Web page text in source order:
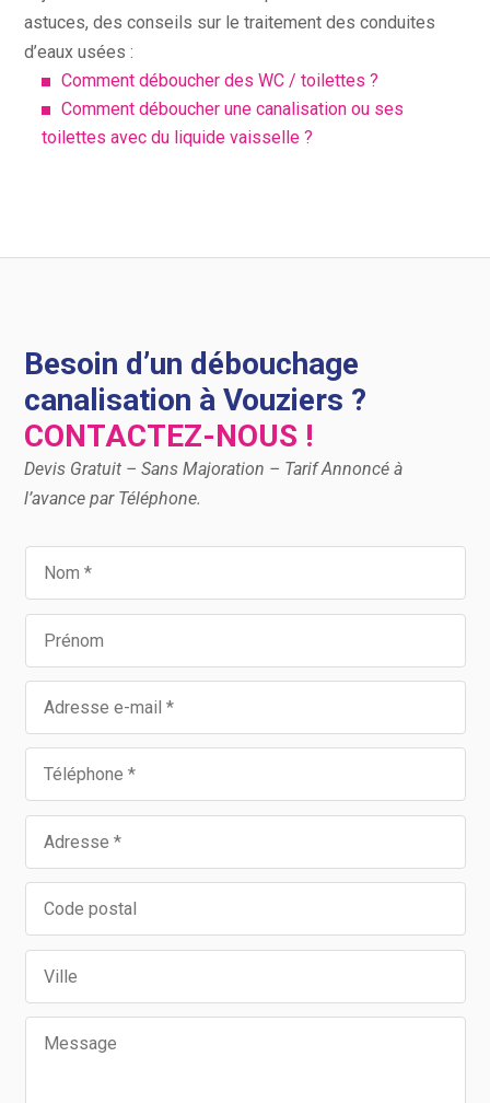
astuces, des conseils sur le traitement des conduites
d’eaux usées :
Comment déboucher des WC / toilettes ?
Comment déboucher une canalisation ou ses
toilettes avec du liquide vaisselle ?
Besoin d’un débouchage
canalisation à Vouziers ?
CONTACTEZ-NOUS !
Devis Gratuit – Sans Majoration – Tarif Annoncé à
l’avance par Téléphone.